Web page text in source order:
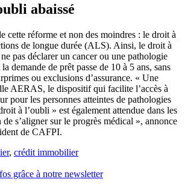
abaissé
cette réforme et non des moindres : le droit à
de longue durée (ALS). Ainsi, le droit à
pas déclarer un cancer ou une pathologie
demande de prêt passe de 10 à 5 ans, sans
ou exclusions d’assurance. « Une
AERAS, le dispositif qui facilite l’accès à
pour les personnes atteintes de pathologies
à l’oubli » est également attendue dans les
s’aligner sur le progrès médical », annonce
de CAFPI.
, crédit immobilier
grâce à notre newsletter